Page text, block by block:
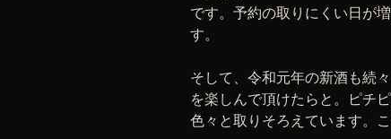
です。予約の取りにくい日が
す。
そして、令和元年の新酒も続
を楽しんで頂けたらと。ピチ
色々と取りそろえています。こ